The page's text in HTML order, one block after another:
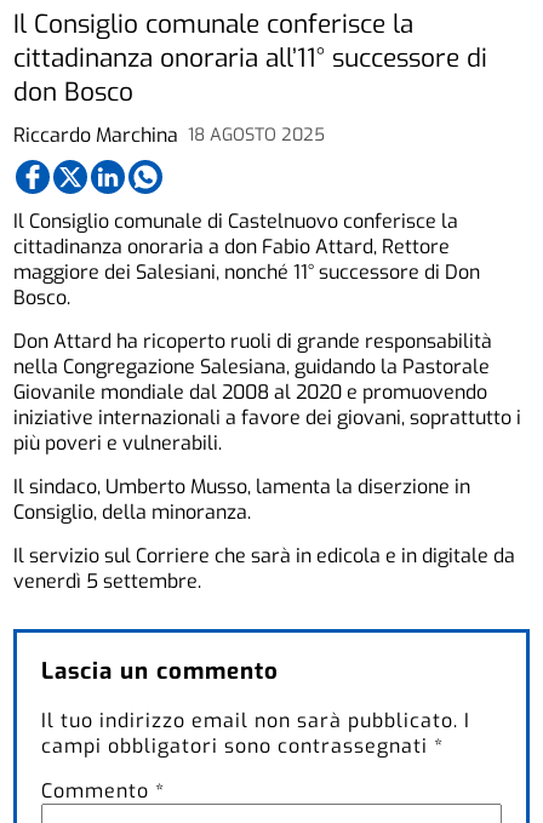
Riccardo Marchina 18 AGOSTO 2025
Il Consiglio comunale conferisce la
cittadinanza onoraria all’11° successore di
don Bosco
Il Consiglio comunale di Castelnuovo conferisce la
cittadinanza onoraria a don Fabio Attard, Rettore
maggiore dei Salesiani, nonché 11° successore di Don
Bosco.
Don Attard ha ricoperto ruoli di grande responsabilità
nella Congregazione Salesiana, guidando la Pastorale
Giovanile mondiale dal 2008 al 2020 e promuovendo
iniziative internazionali a favore dei giovani, soprattutto i
più poveri e vulnerabili.
Il sindaco, Umberto Musso, lamenta la diserzione in
Consiglio, della minoranza.
Il servizio sul Corriere che sarà in edicola e in digitale da
venerdì 5 settembre.
Lascia un commento
Il tuo indirizzo email non sarà pubblicato. I
campi obbligatori sono contrassegnati *
Commento *